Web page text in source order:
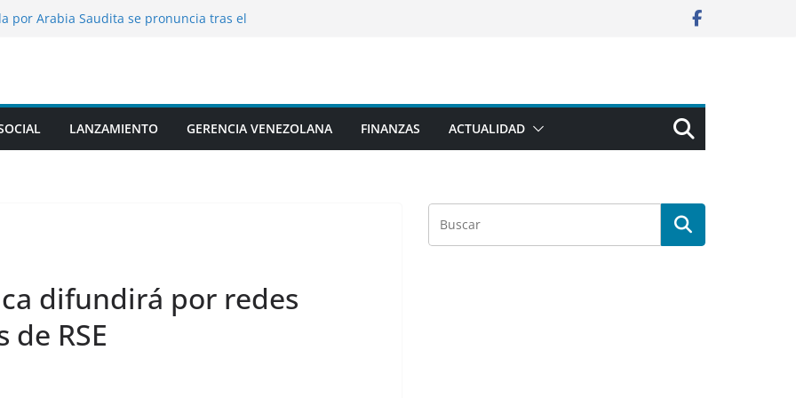
por Arabia Saudita se pronuncia tras el
en la guerra contra Irán
del ataque de los hutíes contra
LANZAMIENTO GERENCIA VENEZOLANA FINANZAS ACTUALIDAD
difundirá por redes
RSE